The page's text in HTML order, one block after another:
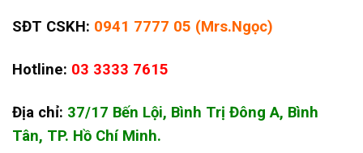
SĐT CSKH: 0941 7777 05 (Mrs.Ngọc)
Hotline: 03 3333 7615
Địa chỉ: 37/17 Bến Lội, Bình Trị Đông A, Bình
Tân, TP. Hồ Chí Minh.